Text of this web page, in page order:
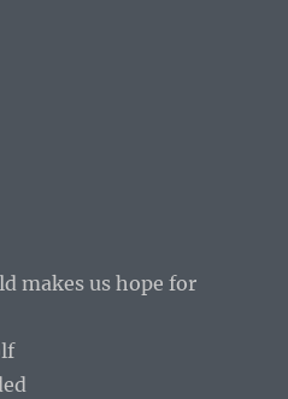
makes us hope for